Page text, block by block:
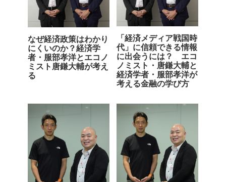
なぜ経済政策はわかり
にくいのか？経済学
者・服部孝洋とエコノ
ミスト唐鎌大輔が考え
る
「経済メディア戦国時
代」に信頼できる情報
に出会うには？ エコ
ノミスト・唐鎌大輔と
経済学者・服部孝洋が
考える金融の学び方